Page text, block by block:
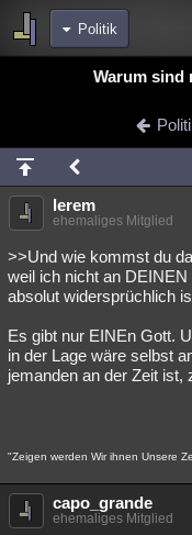
Politik
Chat Wiki
meine Rubriken
Menschen
Spiritualität
Natur Umfragen
weitere Rubriken
Philosophie Träume
Musik Clash
Übersichten
Besucht Teilgenommen
Warum sind
lerem
ehemaliges Mitglied
>>Und wie kommst du
weil ich nicht an
absolut widersprüchlich
Es gibt nur EINEn Gott.
in der Lage wäre selbst
jemanden an der Zeit ist,
"Zeigen werden Wir ihnen Unsere
capo_grande
ehemaliges Mitglied